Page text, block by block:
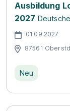
Ausbildung
2027
01.09.2027
87561
Neu